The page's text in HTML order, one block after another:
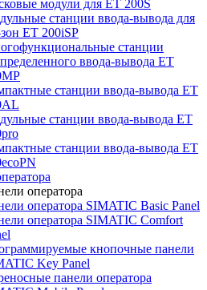
модули для ET 200S
станции ввода-вывода для
ET 200iSP
станции
ввода-вывода ET
станции ввода-вывода ET
станции ввода-вывода ET
станции ввода-вывода ET
оператора
оператора SIMATIC Basic Panel
оператора SIMATIC Comfort
кнопочные панели
Key Panel
панели оператора